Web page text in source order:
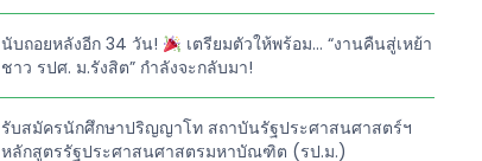
นับถอยหลังอีก 34 วัน!
เตรียมตัวให้พร้อม… “งานคืนสู่เหย้า
ชาว รปศ. ม.รังสิต” กำลังจะกลับมา!
รับสมัครนักศึกษาปริญญาโท สถาบันรัฐประศาสนศาสตร์ฯ
หลักสูตรรัฐประศาสนศาสตรมหาบัณฑิต (รป.ม.)